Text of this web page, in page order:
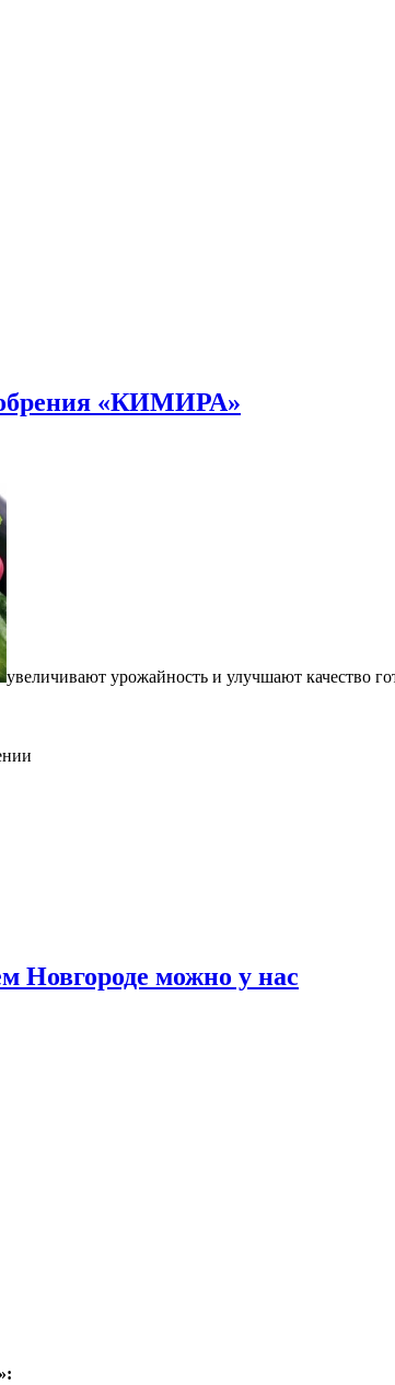
«КИМИРА»
увеличивают урожайность и улучшают качество
можно у нас